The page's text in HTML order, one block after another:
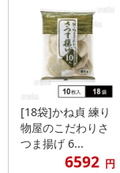
[18袋]かね貞 練り
物屋のこだわりさ
つま揚げ 6...
6592 円